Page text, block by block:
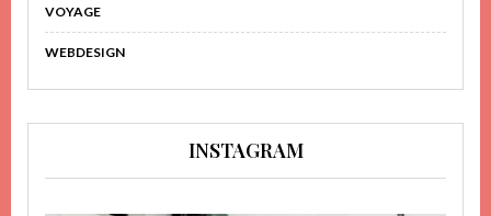
VOYAGE
WEBDESIGN
INSTAGRAM